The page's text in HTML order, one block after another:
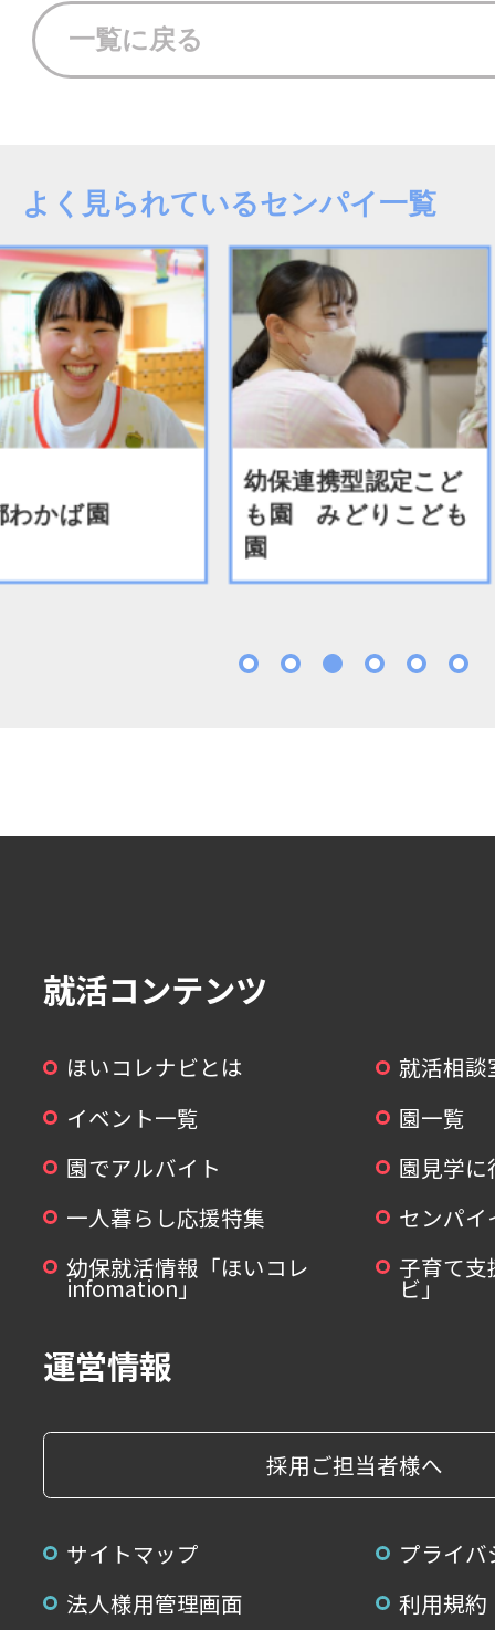
一覧に戻る
よく見られているセンパイ一覧
かば園
幼保連携型認定こど
も園 みどりこども
園
就活コンテンツ
ほいコレナビとは
就活相談
イベント一覧
園一覧
園でアルバイト
園見学
一人暮らし応援特集
センパ
幼保就活情報「ほいコレ
infomation」
子育て支
ビ」
運営情報
採用ご担当者様へ
サイトマップ
プライ
法人様用管理画面
利用規約